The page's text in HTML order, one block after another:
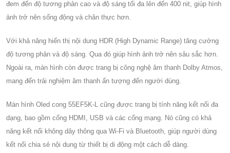
đem đến độ tương phản cao và độ sáng tối đa lên đến 400 nit, giúp hình
ảnh trở nên sống động và chân thực hơn.
Với khả năng hiển thị nội dung HDR (High Dynamic Range) tăng cường
độ tương phản và độ sáng. Qua đó giúp hình ảnh trở nên sâu sắc hơn.
Ngoài ra, màn hình còn được trang bị công nghệ âm thanh Dolby Atmos,
mang đến trải nghiệm âm thanh ấn tượng đến người dùng.
Màn hình Oled cong 55EF5K-L cũng được trang bị tính năng kết nối đa
dạng, bao gồm cổng HDMI, USB và các cổng mạng. Nó cũng có khả
năng kết nối không dây thông qua Wi-Fi và Bluetooth, giúp người dùng
kết nối chia sẻ nội dung từ thiết bị di động một cách dễ dàng.